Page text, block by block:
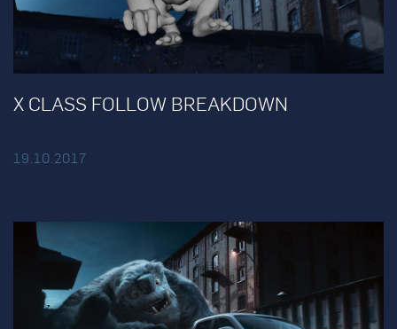
X CLASS FOLLOW BREAKDOWN
19.10.2017